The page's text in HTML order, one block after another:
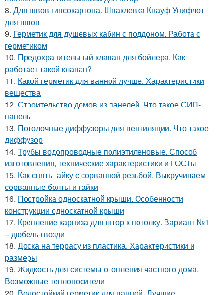
8. Для швов гипсокартона. Шпаклевка Кнауф Унифлот
для швов
9. Герметик для душевых кабин с поддоном. Работа с
герметиком
10. Предохранительный клапан для бойлера. Как
работает такой клапан?
11. Какой герметик для ванной лучше. Характеристики
вещества
12. Строительство домов из панелей. Что такое СИП-
панель
13. Потолочные диффузоры для вентиляции. Что такое
диффузор
14. Трубы водопроводные полиэтиленовые. Способ
изготовления, технические характеристики и ГОСТы
15. Как снять гайку с сорванной резьбой. Выкручиваем
сорванные болты и гайки
16. Постройка односкатной крыши. Особенности
конструкции односкатной крыши
17. Крепление карниза для штор к потолку. Вариант №1
– дюбель-гвозди
18. Доска на террасу из пластика. Характеристики и
размеры
19. Жидкость для системы отопления частного дома.
Возможные теплоносители